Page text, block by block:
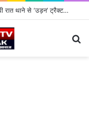
SINGRAULI NEWS: थाना या रेतखाना? आधी रात थाने से ‘उड़न’ ट्रैक्टर, जियावन पुलिस के पहरे में माफिया पास रेत माफिया के आगे नतमस्तक सिस्टम, सुशासन की पोल खोलती जियावन थाने की सनसनीखेज कहानी